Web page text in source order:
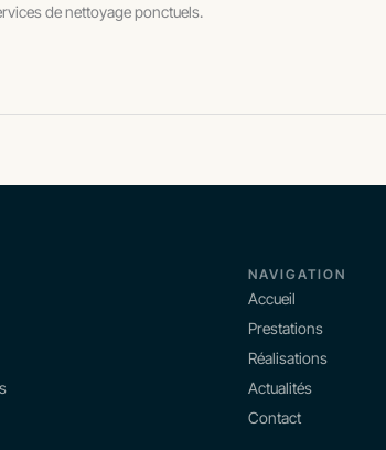
de nettoyage ponctuels.
NAVIGATION
Accueil
Prestations
Réalisations
Actualités
Contact